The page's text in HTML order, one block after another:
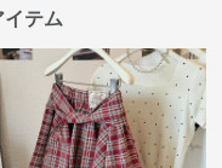
テム